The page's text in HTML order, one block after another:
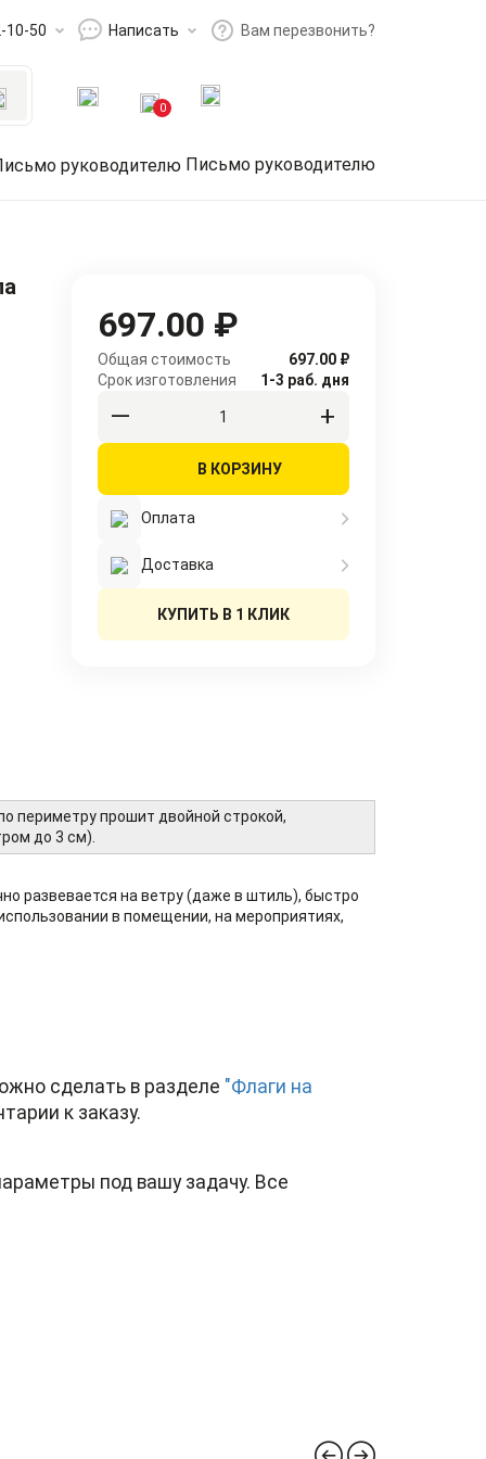
10-50 Написать Вам перезвонить?
0
Письмо руководителю
697.00 ₽
Общая стоимость
697.00 ₽
Срок изготовления
1-3 раб. дня
В КОРЗИНУ
Оплата
Доставка
КУПИТЬ В 1 КЛИК
периметру прошит двойной строкой,
до 3 см).
развевается на ветру (даже в штиль), быстро
в помещении, на мероприятиях,
сделать в разделе "Флаги на
к заказу.
под вашу задачу. Все